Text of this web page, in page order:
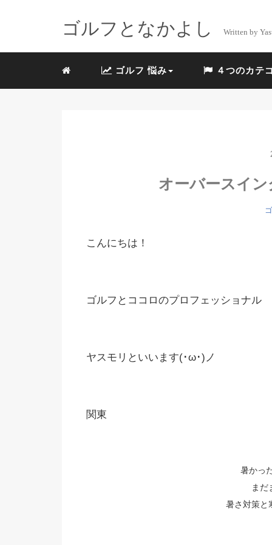
ゴルフとなかよし Written by
ゴルフ 悩み ４つのカテ
オーバースイ
こんにちは！
ゴルフとココロのプロフェッショナル
ヤスモリといいます(･ω･)ノ
関東
暑かっ
まだ
暑さ対策と